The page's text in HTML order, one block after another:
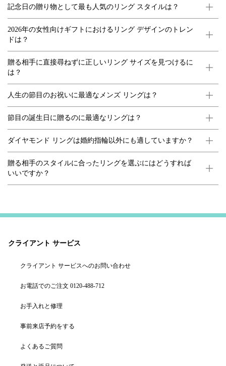
記念日の贈り物として最も人気のリング スタイルは？
2026年の女性向けギフトにおけるリング デザインのトレン
ドは？
贈る相手に直接尋ねずに正しいリング サイズを見つけるに
は？
人生の節目のお祝いに最適なメンズ リングは？
節目の誕生日に贈るのに最適なリングは？
ダイヤモンド リングは婚約指輪以外にも適していますか？
贈る相手のスタイルに合ったリングを選ぶにはどうすれば
いいですか？
クライアント サービス
クライアント サービスへのお問い合わせ
お電話でのご注文 0120-488-712
お手入れと修理
事前来店予約をする
よくあるご質問